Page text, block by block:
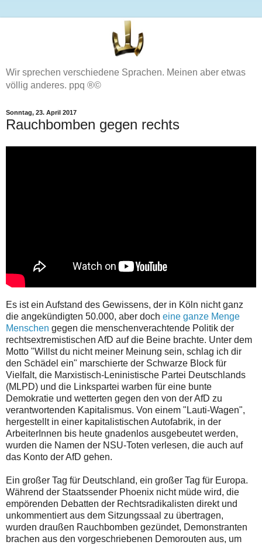
Wir sprechen verschiedene Sprachen. Meinen aber etwas
völlig anderes. ppq ®©
Sonntag, 23. April 2017
Rauchbomben gegen rechts
Es ist ein Aufstand des Gewissens, der in Köln nicht ganz
die angekündigten 50.000, aber doch eine ganze Menge
Menschen gegen die menschenverachtende Politik der
rechtsextremistischen AfD auf die Beine brachte. Unter dem
Motto "Willst du nicht meiner Meinung sein, schlag ich dir
den Schädel ein" marschierte der Schwarze Block für
Vielfalt, die Marxistisch-Leninistische Partei Deutschlands
(MLPD) und die Linkspartei warben für eine bunte
Demokratie und wetterten gegen den von der AfD zu
verantwortenden Kapitalismus. Von einem "Lauti-Wagen",
hergestellt in einer kapitalistischen Autofabrik, in der
ArbeiterInnen bis heute gnadenlos ausgebeutet werden,
wurden die Namen der NSU-Toten verlesen, die auch auf
das Konto der AfD gehen.
Ein großer Tag für Deutschland, ein großer Tag für Europa.
Während der Staatssender Phoenix nicht müde wird, die
empörenden Debatten der Rechtsradikalisten direkt und
unkommentiert aus dem Sitzungssaal zu übertragen,
wurden draußen Rauchbomben gezündet, Demonstranten
brachen aus den vorgeschriebenen Demorouten aus, um